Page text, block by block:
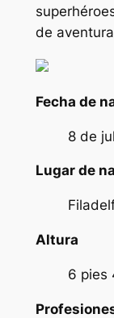
de
Fecha de
8 de
Lugar de
Altura
6 pies